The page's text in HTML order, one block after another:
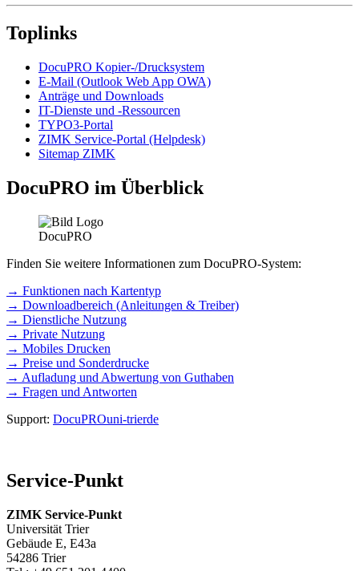
Toplinks
DocuPRO Kopier-/Drucksystem
E-Mail (Outlook Web App OWA)
Anträge und Downloads
IT-Dienste und -Ressourcen
TYPO3-Portal
ZIMK Service-Portal (Helpdesk)
Sitemap ZIMK
DocuPRO im Überblick
Finden Sie weitere Informationen zum DocuPRO-System:
→ Funktionen nach Kartentyp
→ Downloadbereich (Anleitungen & Treiber)
→ Dienstliche Nutzung
→ Private Nutzung
→ Mobiles Drucken
→ Preise und Sonderdrucke
→ Aufladung und Abwertung von Guthaben
→ Fragen und Antworten
Support: DocuPROuni-trierde
Service-Punkt
ZIMK Service-Punkt
Universität Trier
Gebäude E, E43a
54286 Trier